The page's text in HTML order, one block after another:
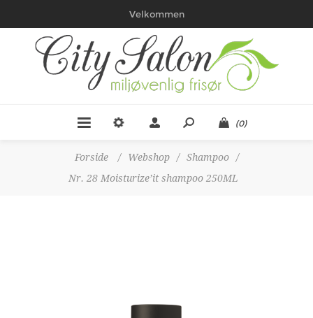
Velkommen
(0)
Forside / Webshop / Shampoo
/
Nr. 28 Moisturize’it shampoo 250ML